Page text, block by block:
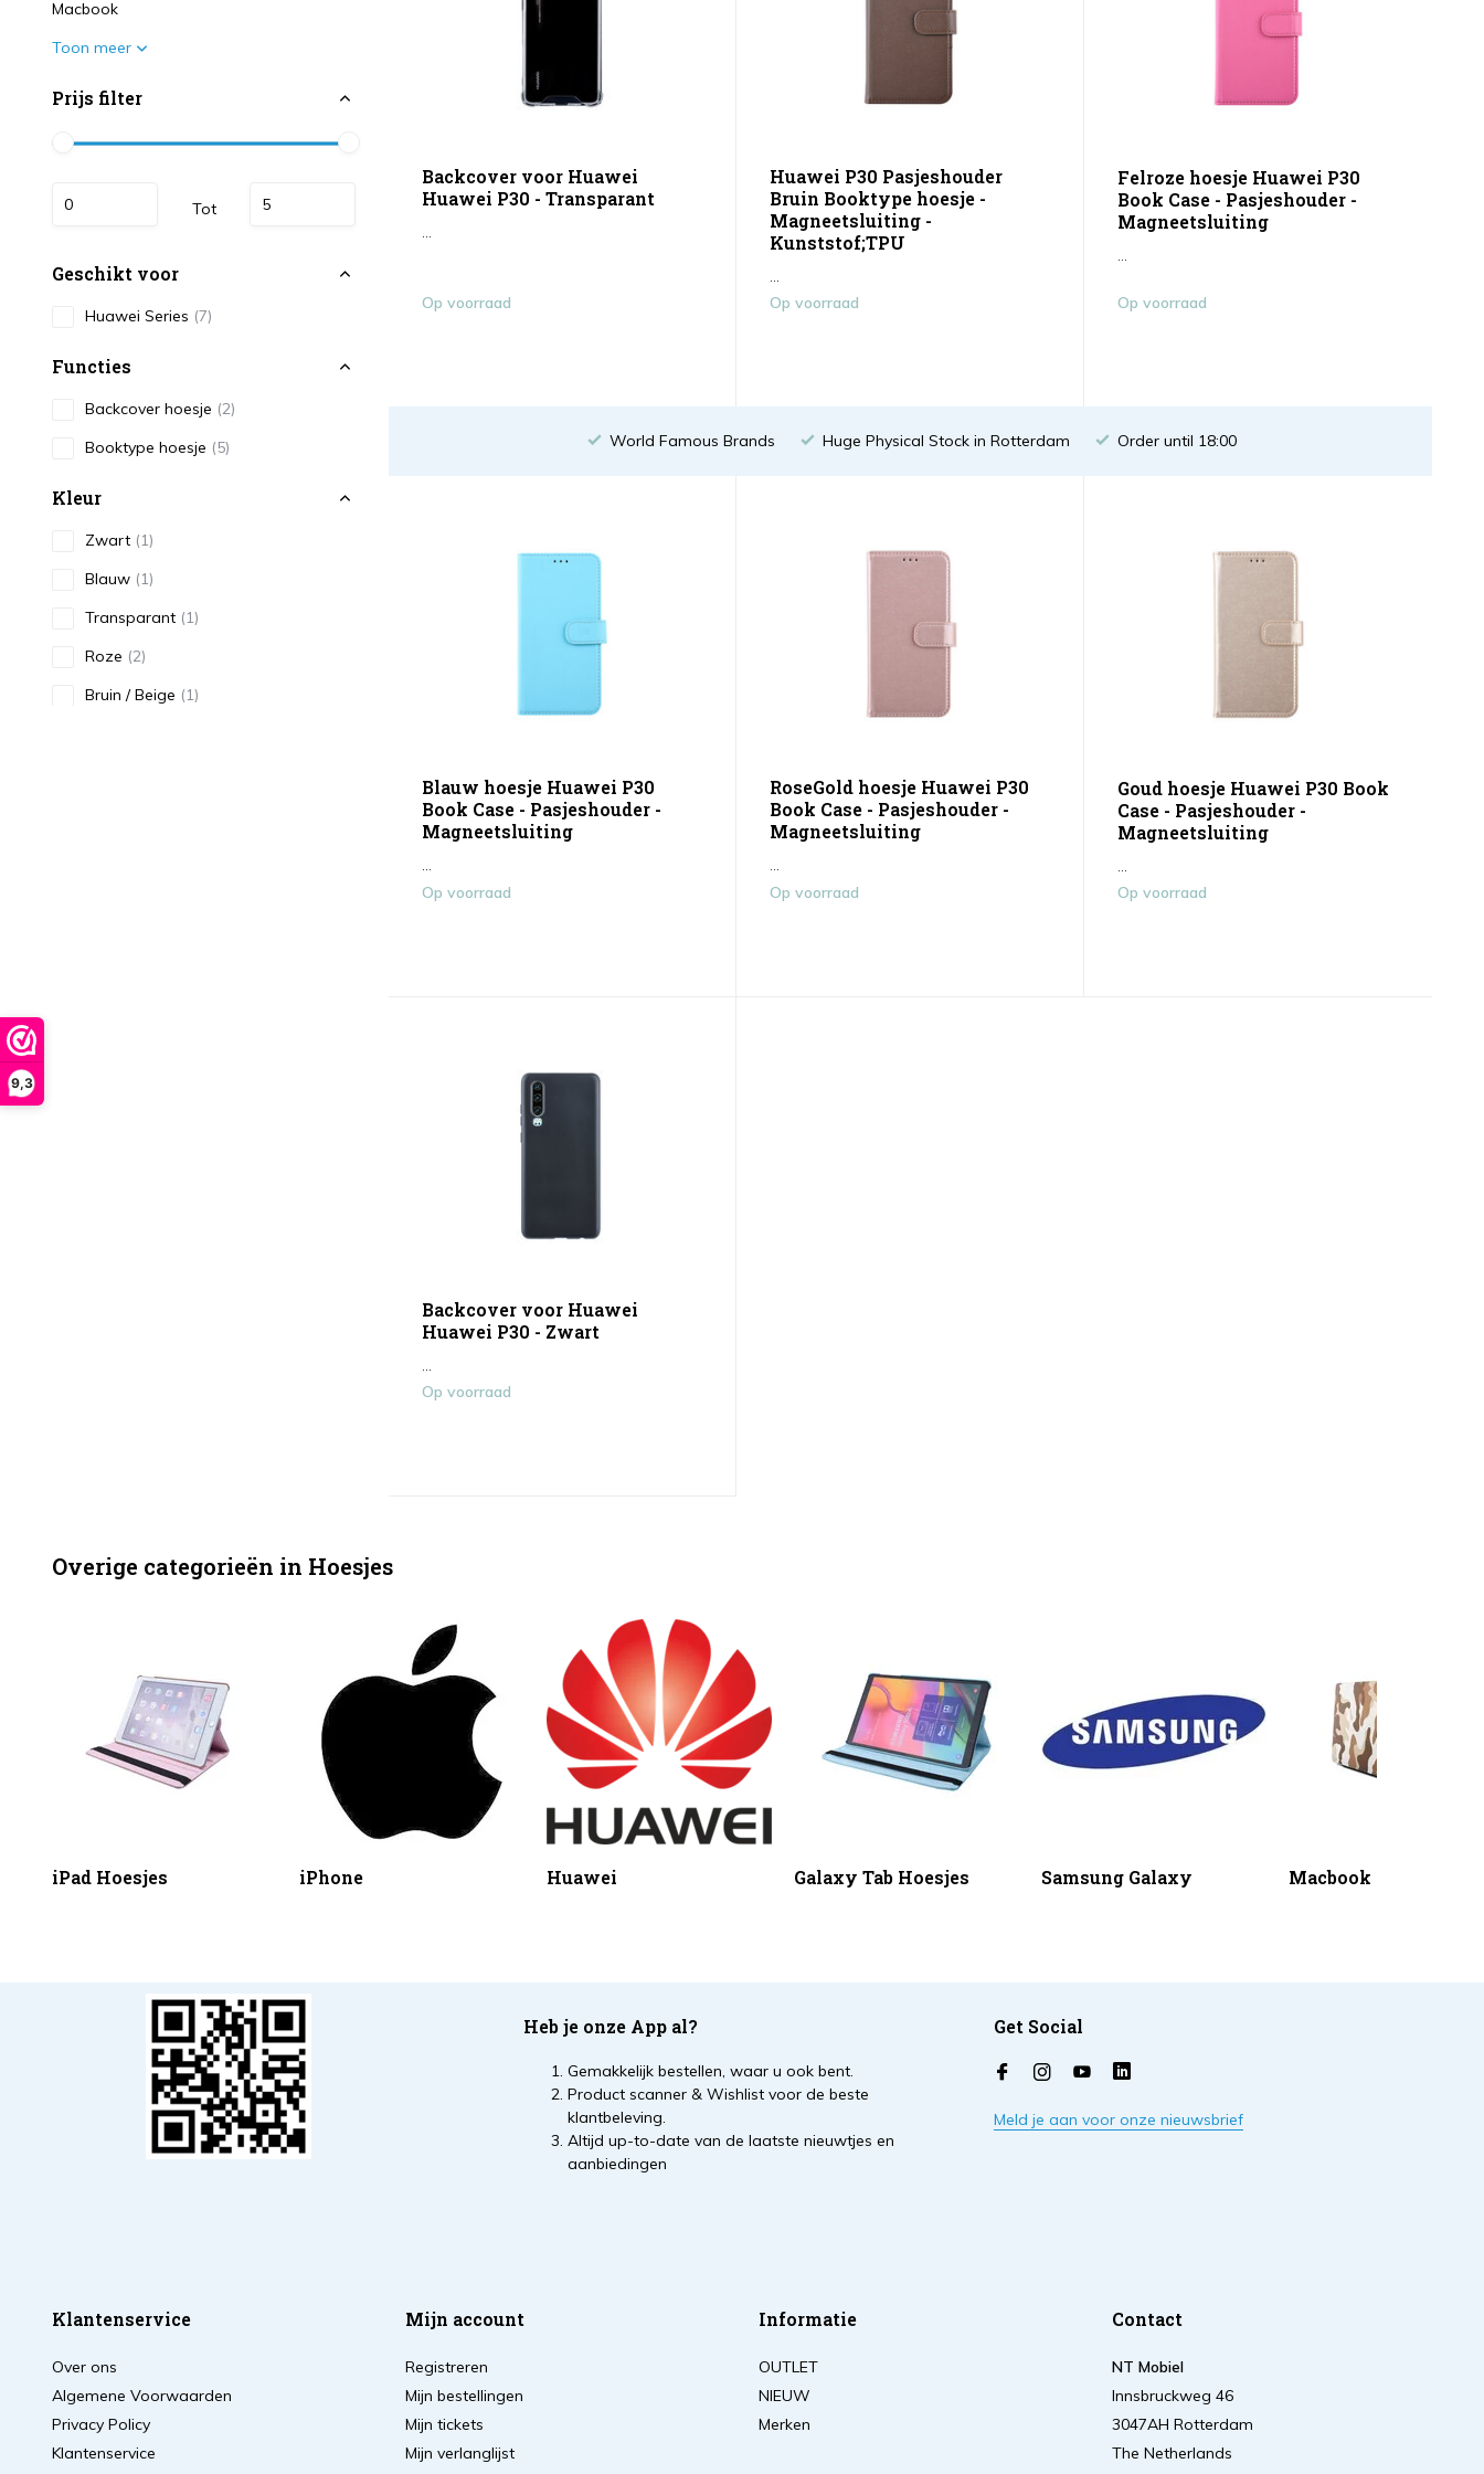
9,3
Macbook
Toon meer
Prijs filter
Tot
Geschikt voor
Huawei Series (7)
Functies
Backcover hoesje (2)
Booktype hoesje (5)
Kleur
Zwart (1)
Blauw (1)
Transparant (1)
Roze (2)
Bruin / Beige (1)
Backcover voor Huawei
Huawei P30 - Transparant
...
Op voorraad
Huawei P30 Pasjeshouder
Bruin Booktype hoesje -
Magneetsluiting -
Kunststof;TPU
...
Op voorraad
Felroze hoesje Huawei P30
Book Case - Pasjeshouder -
Magneetsluiting
...
Op voorraad
World Famous Brands Huge Physical Stock in Rotterdam Order until 18:00
Blauw hoesje Huawei P30
Book Case - Pasjeshouder -
Magneetsluiting
...
Op voorraad
RoseGold hoesje Huawei P30
Book Case - Pasjeshouder -
Magneetsluiting
...
Op voorraad
Goud hoesje Huawei P30 Book
Case - Pasjeshouder -
Magneetsluiting
...
Op voorraad
Backcover voor Huawei
Huawei P30 - Zwart
Op voorraad
Overige categorieën in Hoesjes
iPad Hoesjes iPhone Huawei Galaxy Tab Hoesjes Samsung Galaxy Macbook
Heb je onze App al?
Gemakkelijk bestellen, waar u ook bent.
Product scanner & Wishlist voor de beste
klantbeleving.
Altijd up-to-date van de laatste nieuwtjes en
aanbiedingen
Get Social
Meld je aan voor onze nieuwsbrief
Klantenservice
Over ons
Algemene Voorwaarden
Privacy Policy
Klantenservice
Mijn account
Registreren
Mijn bestellingen
Mijn tickets
Mijn verlanglijst
Informatie
OUTLET
NIEUW
Merken
Contact
NT Mobiel
Innsbruckweg 46
3047AH Rotterdam
The Netherlands